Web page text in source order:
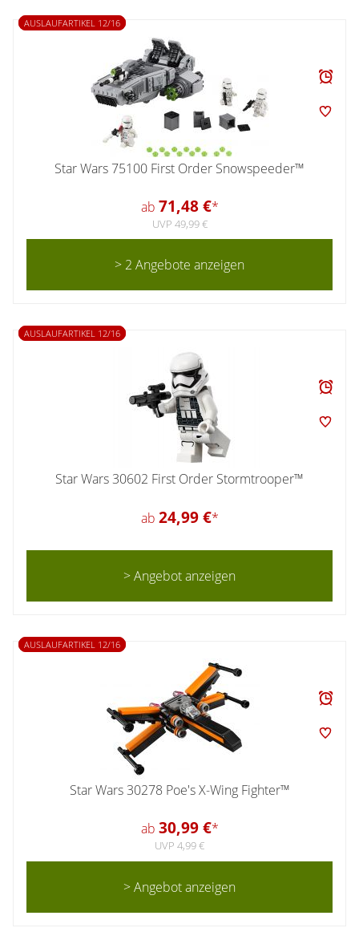
AUSLAUFARTIKEL 12/16
Star Wars 75100 First Order Snowspeeder™
ab 71,48 €*
UVP 49,99 €
> 2 Angebote anzeigen
AUSLAUFARTIKEL 12/16
Star Wars 30602 First Order Stormtrooper™
ab 24,99 €*
> Angebot anzeigen
AUSLAUFARTIKEL 12/16
Star Wars 30278 Poe's X-Wing Fighter™
ab 30,99 €*
UVP 4,99 €
> Angebot anzeigen